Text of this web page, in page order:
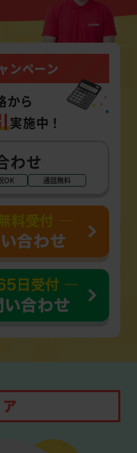
ンペーン
から
実施中！
わせ
OK 通話無料